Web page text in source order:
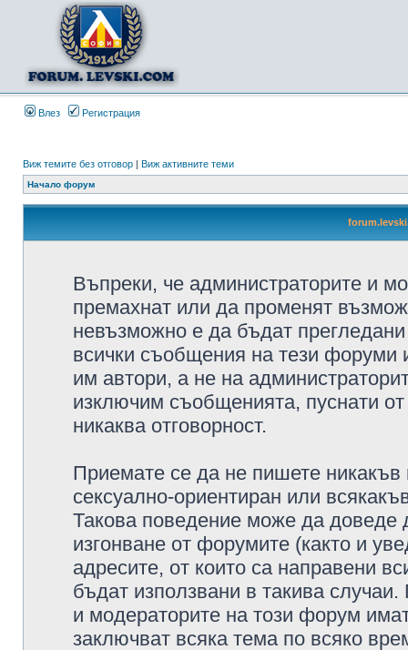
Влез Регистрация
Виж темите без отговор | Виж активните теми
Начало форум
Въпреки, че администраторите и
премахнат или да променят
невъзможно е да бъдат
всички съобщения на тези форуми
им автори, а не на
изключим съобщенията, пуснати
никаква отговорност.
Приемате се да не пишете никакъв
сексуално-ориентиран или
Такова поведение може да доведе
изгонване от форумите (както и
адресите, от които са направени
бъдат използвани в такива
и модераторите на този форум
заключват всяка тема по всяко